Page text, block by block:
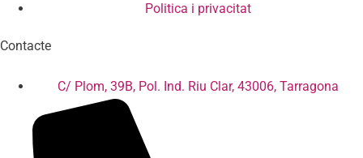
Politica i privacitat
Contacte
C/ Plom, 39B, Pol. Ind. Riu Clar, 43006, Tarragona